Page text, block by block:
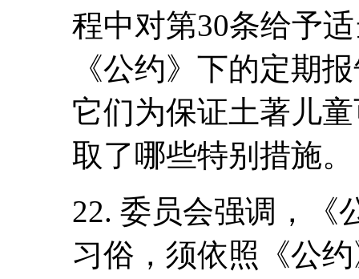
程中对第30条给予
《公约》下的定期
它们为保证土著儿
取了哪些特别措施。
22. 委员会强调，《
习俗，须依照《公